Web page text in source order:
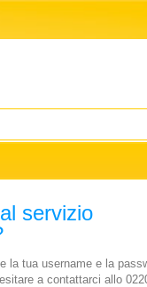
servizio
la tua username e la
a contattarci allo